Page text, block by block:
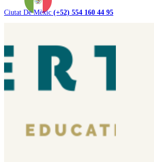
Ciutat De Mèxic (+52) 554 160 44 95